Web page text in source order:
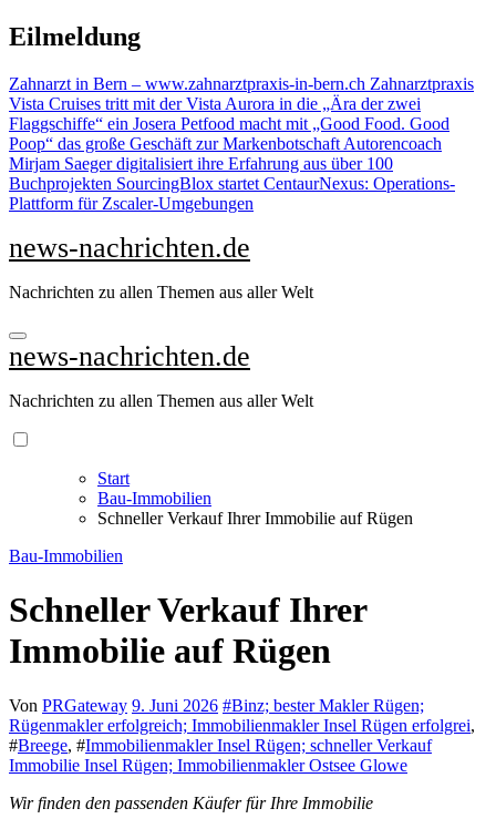
Zu
Inhalten
Eilmeldung
Zahnarzt in Bern – www.zahnarztpraxis-in-bern.ch Zahnarztpraxis
Vista Cruises tritt mit der Vista Aurora in die „Ära der zwei
Flaggschiffe“ ein Josera Petfood macht mit „Good Food. Good
Poop“ das große Geschäft zur Markenbotschaft Autorencoach
Mirjam Saeger digitalisiert ihre Erfahrung aus über 100
Buchprojekten SourcingBlox startet CentaurNexus: Operations-
Plattform für Zscaler-Umgebungen
news-nachrichten.de
Nachrichten zu allen Themen aus aller Welt
news-nachrichten.de
Nachrichten zu allen Themen aus aller Welt
Start
Bau-Immobilien
Schneller Verkauf Ihrer Immobilie auf Rügen
Bau-Immobilien
Schneller Verkauf Ihrer
Immobilie auf Rügen
Von PRGateway 9. Juni 2026 #Binz; bester Makler Rügen;
Rügenmakler erfolgreich; Immobilienmakler Insel Rügen erfolgrei,
#Breege, #Immobilienmakler Insel Rügen; schneller Verkauf
Immobilie Insel Rügen; Immobilienmakler Ostsee Glowe
Wir finden den passenden Käufer für Ihre Immobilie